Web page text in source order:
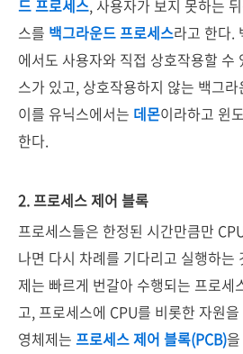
드 프로세스, 사용자가 보지 못하는
스를 백그라운드 프로세스라고 한다.
에서도 사용자와 직접 상호작용할 수
스가 있고, 상호작용하지 않는 백그
이를 유닉스에서는 데몬이라하고 윈
한다.
2. 프로세스 제어 블록
프로세스들은 한정된 시간만큼만
나면 다시 차례를 기다리고 실행하는
제는 빠르게 번갈아 수행되는 프로세
고, 프로세스에 CPU를 비롯한 자원
영체제는 프로세스 제어 블록(PCB)